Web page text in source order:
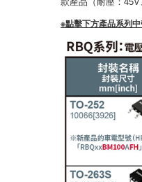
※點擊下方產品系列